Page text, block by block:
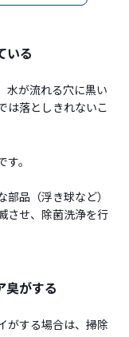
いる
水が流れる穴に黒い
は落としきれないこ
。
品（浮き球など）
させ、除菌洗浄を行
臭がする
がする場合は、掃除